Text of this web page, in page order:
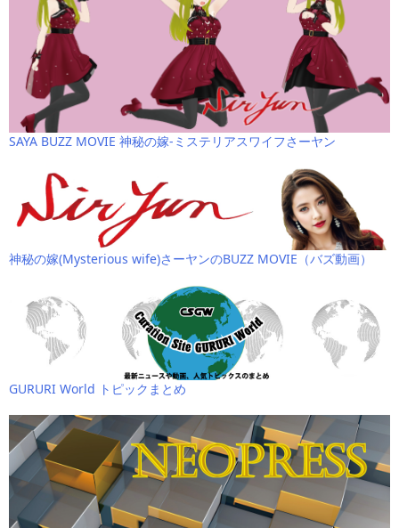
SAYA BUZZ MOVIE 神秘の嫁-ミステリアスワイフさーヤン
神秘の嫁(Mysterious wife)さーヤンのBUZZ MOVIE（バズ動画）
GURURI World トピックまとめ